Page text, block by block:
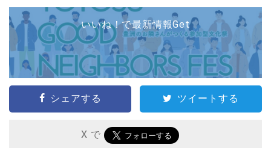
いいね！で最新情報Get
シェアする ツイートする
X で